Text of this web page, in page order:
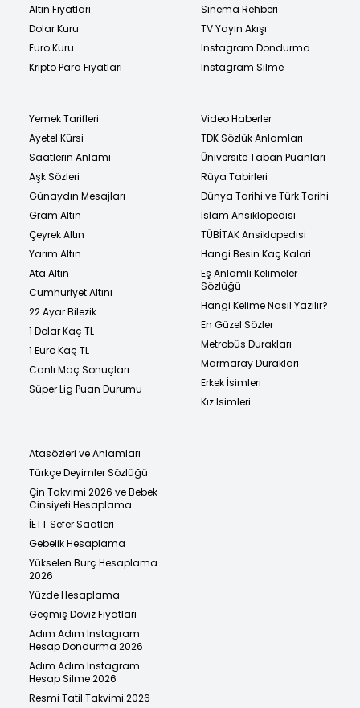
Altın Fiyatları
Dolar Kuru
Euro Kuru
Kripto Para Fiyatları
Sinema Rehberi
TV Yayın Akışı
Instagram Dondurma
Instagram Silme
Yemek Tarifleri
Ayetel Kürsi
Saatlerin Anlamı
Aşk Sözleri
Günaydın Mesajları
Gram Altın
Çeyrek Altın
Yarım Altın
Ata Altın
Cumhuriyet Altını
22 Ayar Bilezik
1 Dolar Kaç TL
1 Euro Kaç TL
Canlı Maç Sonuçları
Süper Lig Puan Durumu
Video Haberler
TDK Sözlük Anlamları
Üniversite Taban Puanları
Rüya Tabirleri
Dünya Tarihi ve Türk Tarihi
İslam Ansiklopedisi
TÜBİTAK Ansiklopedisi
Hangi Besin Kaç Kalori
Eş Anlamlı Kelimeler
Sözlüğü
Hangi Kelime Nasıl Yazılır?
En Güzel Sözler
Metrobüs Durakları
Marmaray Durakları
Erkek İsimleri
Kız İsimleri
Atasözleri ve Anlamları
Türkçe Deyimler Sözlüğü
Çin Takvimi 2026 ve Bebek
Cinsiyeti Hesaplama
İETT Sefer Saatleri
Gebelik Hesaplama
Yükselen Burç Hesaplama
2026
Yüzde Hesaplama
Geçmiş Döviz Fiyatları
Adım Adım Instagram
Hesap Dondurma 2026
Adım Adım Instagram
Hesap Silme 2026
Resmi Tatil Takvimi 2026